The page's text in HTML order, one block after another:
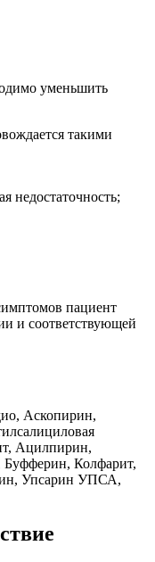
уменьшить
такими
недостаточность;
пациент
и соответствующей
Аскопирин,
Ацилпирин,
Колфарит,
Упсарин УПСА,